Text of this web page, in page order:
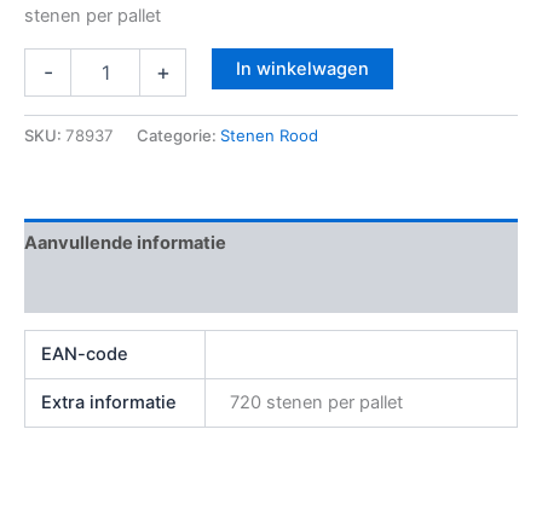
stenen per pallet
- + In winkelwagen
SKU: 78937 Categorie: Stenen Rood
Aanvullende informatie
EAN-code
Extra informatie 720 stenen per pallet